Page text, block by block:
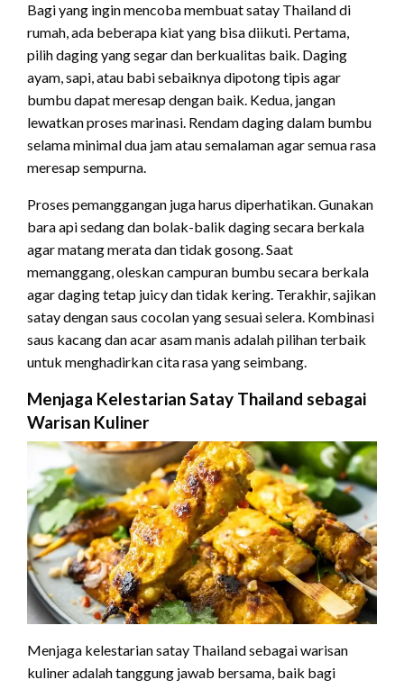
Bagi yang ingin mencoba membuat satay Thailand di
rumah, ada beberapa kiat yang bisa diikuti. Pertama,
pilih daging yang segar dan berkualitas baik. Daging
ayam, sapi, atau babi sebaiknya dipotong tipis agar
bumbu dapat meresap dengan baik. Kedua, jangan
lewatkan proses marinasi. Rendam daging dalam bumbu
selama minimal dua jam atau semalaman agar semua rasa
meresap sempurna.
Proses pemanggangan juga harus diperhatikan. Gunakan
bara api sedang dan bolak-balik daging secara berkala
agar matang merata dan tidak gosong. Saat
memanggang, oleskan campuran bumbu secara berkala
agar daging tetap juicy dan tidak kering. Terakhir, sajikan
satay dengan saus cocolan yang sesuai selera. Kombinasi
saus kacang dan acar asam manis adalah pilihan terbaik
untuk menghadirkan cita rasa yang seimbang.
Menjaga Kelestarian Satay Thailand sebagai
Warisan Kuliner
Menjaga kelestarian satay Thailand sebagai warisan
kuliner adalah tanggung jawab bersama, baik bagi